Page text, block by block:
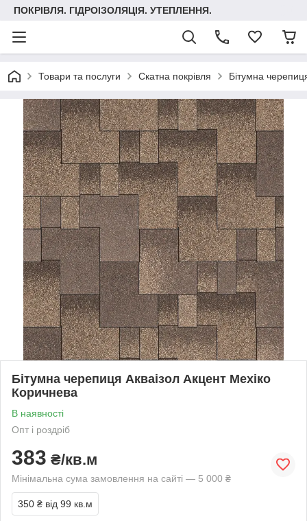
ПОКРІВЛЯ. ГІДРОІЗОЛЯЦІЯ. УТЕПЛЕННЯ.
Товари та послуги Скатна покрівля Бітумна
Бітумна черепиця Акваізол Акцент Мехіко
Коричнева
В наявності
Опт і роздріб
383 ₴/кв.м
Мінімальна сума замовлення на сайті — 5 000 ₴
350 ₴ від 99 кв.м